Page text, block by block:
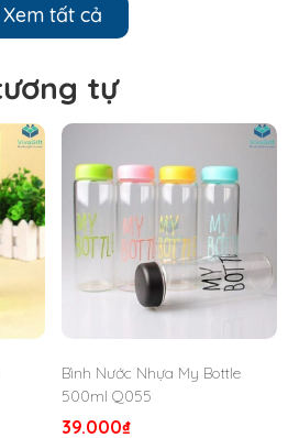
gỉ cao cấp.
cà phê, trà hay thực phẩm nóng
cung cấpBình giữ nhiệt Carlmann
logo, hình ảnh,… lên bình nhằm mục
các công ty, doanh nghiệp làm
tác, người thân, bạn bè,…
Xem tất cả
tự
Bình Nước Nhựa My Bottle
500ml Q055
39.000₫